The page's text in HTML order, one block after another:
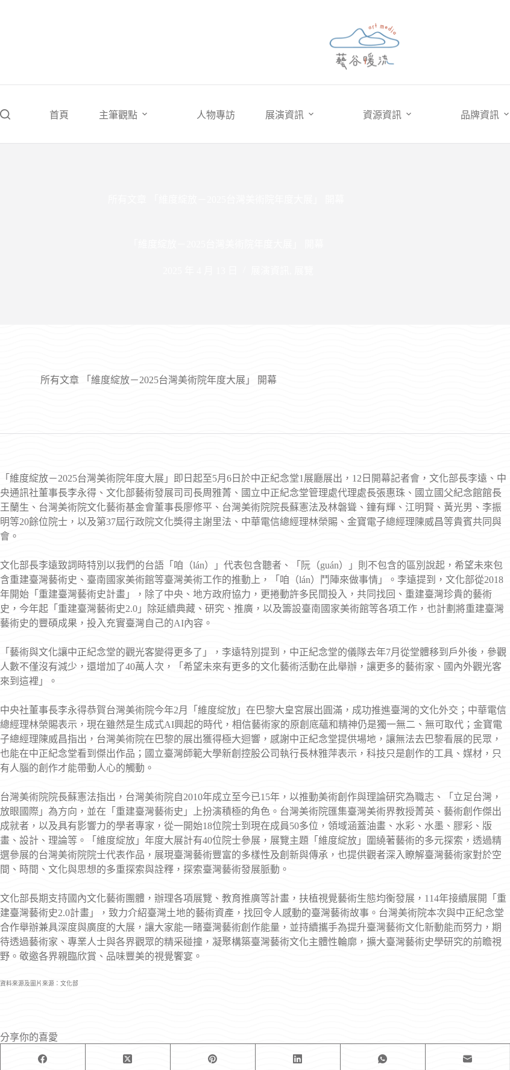
首頁 主筆觀點 人物專訪 展演資訊 資源資訊 品牌資訊
所有文章 「維度綻放－2025台灣美術院年度大展」 開幕
「維度綻放－2025台灣美術院年度大展」即日起至5月6日於中正紀念堂1展廳展出，12日開幕記者會，文化部長李遠、中
央通訊社董事長李永得、文化部藝術發展司司長周雅菁、國立中正紀念堂管理處代理處長張惠珠、國立國父紀念館館長
王蘭生、台灣美術院文化藝術基金會董事長廖修平、台灣美術院院長蘇憲法及林磐聳、鐘有輝、江明賢、黃光男、李振
明等20餘位院士，以及第37屆行政院文化獎得主謝里法、中華電信總經理林榮賜、金寶電子總經理陳威昌等貴賓共同與
會。
文化部長李遠致詞時特別以我們的台語「咱（lán）」代表包含聽者、「阮（guán）」則不包含的區別說起，希望未來包
含重建臺灣藝術史、臺南國家美術館等臺灣美術工作的推動上，「咱（lán）鬥陣來做事情」。李遠提到，文化部從2018
年開始「重建臺灣藝術史計畫」，除了中央、地方政府協力，更捲動許多民間投入，共同找回、重建臺灣珍貴的藝術
史，今年起「重建臺灣藝術史2.0」除延續典藏、研究、推廣，以及籌設臺南國家美術館等各項工作，也計劃將重建臺灣
藝術史的豐碩成果，投入充實臺灣自己的AI內容。
「藝術與文化讓中正紀念堂的觀光客變得更多了」，李遠特別提到，中正紀念堂的儀隊去年7月從堂體移到戶外後，參觀
人數不僅沒有減少，還增加了40萬人次，「希望未來有更多的文化藝術活動在此舉辦，讓更多的藝術家、國內外觀光客
來到這裡」。
中央社董事長李永得恭賀台灣美術院今年2月「維度綻放」在巴黎大皇宮展出圓滿，成功推進臺灣的文化外交；中華電信
總經理林榮賜表示，現在雖然是生成式AI興起的時代，相信藝術家的原創底蘊和精神仍是獨一無二、無可取代；金寶電
子總經理陳威昌指出，台灣美術院在巴黎的展出獲得極大迴響，感謝中正紀念堂提供場地，讓無法去巴黎看展的民眾，
也能在中正紀念堂看到傑出作品；國立臺灣師範大學新創控股公司執行長林雅萍表示，科技只是創作的工具、媒材，只
有人腦的創作才能帶動人心的觸動。
台灣美術院院長蘇憲法指出，台灣美術院自2010年成立至今已15年，以推動美術創作與理論研究為職志、「立足台灣，
放眼國際」為方向，並在「重建臺灣藝術史」上扮演積極的角色。台灣美術院匯集臺灣美術界教授菁英、藝術創作傑出
成就者，以及具有影響力的學者專家，從一開始18位院士到現在成員50多位，領域涵蓋油畫、水彩、水墨、膠彩、版
畫、設計、理論等。「維度綻放」年度大展計有40位院士參展，展覽主題「維度綻放」圍繞著藝術的多元探索，透過精
選參展的台灣美術院院士代表作品，展現臺灣藝術豐富的多樣性及創新與傳承，也提供觀者深入瞭解臺灣藝術家對於空
間、時間、文化與思想的多重探索與詮釋，探索臺灣藝術發展脈動。
文化部長期支持國內文化藝術團體，辦理各項展覽、教育推廣等計畫，扶植視覺藝術生態均衡發展，114年接續展開「重
建臺灣藝術史2.0計畫」，致力介紹臺灣土地的藝術資產，找回令人感動的臺灣藝術故事。台灣美術院本次與中正紀念堂
合作舉辦兼具深度與廣度的大展，讓大家能一睹臺灣藝術創作能量，並持續攜手為提升臺灣藝術文化新動能而努力，期
待透過藝術家、專業人士與各界觀眾的精采碰撞，凝聚構築臺灣藝術文化主體性輪廓，擴大臺灣藝術史學研究的前瞻視
野。敬邀各界親臨欣賞、品味豐美的視覺饗宴。
資料來源及圖片來源：文化部
分享你的喜愛